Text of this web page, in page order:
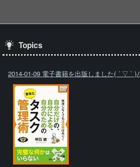
Topics
2014-01-09 電子書籍を出版しました( ´ ▽ ` )ﾉ